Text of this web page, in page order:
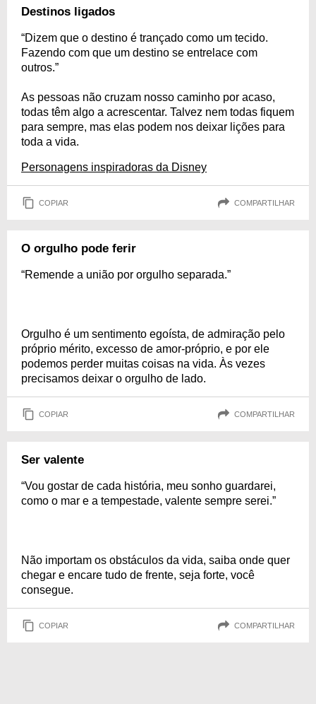
Destinos ligados
“Dizem que o destino é trançado como um tecido.
Fazendo com que um destino se entrelace com
outros.”
As pessoas não cruzam nosso caminho por acaso,
todas têm algo a acrescentar. Talvez nem todas fiquem
para sempre, mas elas podem nos deixar lições para
toda a vida.
Personagens inspiradoras da Disney
COPIAR COMPARTILHAR
O orgulho pode ferir
“Remende a união por orgulho separada.”
Orgulho é um sentimento egoísta, de admiração pelo
próprio mérito, excesso de amor-próprio, e por ele
podemos perder muitas coisas na vida. Às vezes
precisamos deixar o orgulho de lado.
COPIAR COMPARTILHAR
Ser valente
“Vou gostar de cada história, meu sonho guardarei,
como o mar e a tempestade, valente sempre serei.”
Não importam os obstáculos da vida, saiba onde quer
chegar e encare tudo de frente, seja forte, você
consegue.
COPIAR COMPARTILHAR